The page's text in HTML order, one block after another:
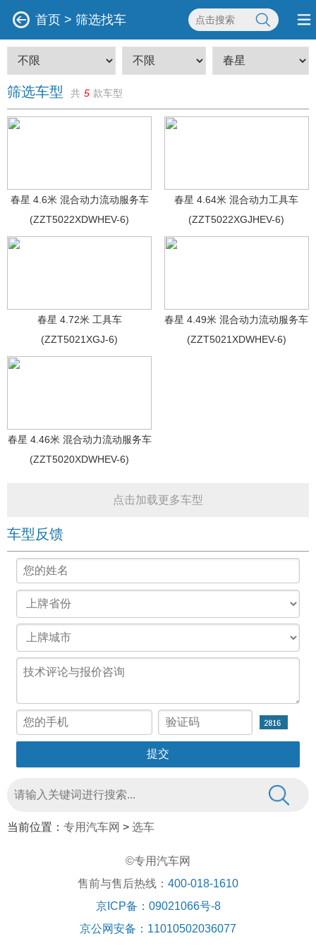
首页 > 筛选找车
筛选车型 共 5 款车型
春星 4.6米 混合动力流动服务车
(ZZT5022XDWHEV-6)
春星 4.64米 混合动力工具车
(ZZT5022XGJHEV-6)
春星 4.72米 工具车
(ZZT5021XGJ-6)
春星 4.49米 混合动力流动服务车
(ZZT5021XDWHEV-6)
春星 4.46米 混合动力流动服务车
(ZZT5020XDWHEV-6)
点击加载更多车型
车型反馈
当前位置： 专用汽车网 > 选车
©专用汽车网
售前与售后热线： 400-018-1610
京ICP备：09021066号-8
京公网安备：11010502036077